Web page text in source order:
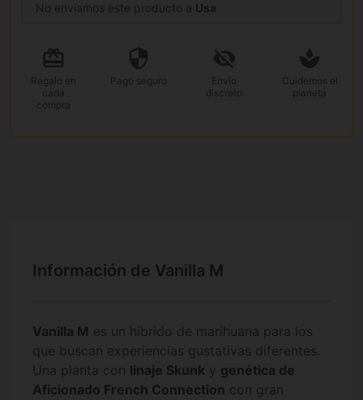
No enviamos este producto a Usa
Regalo en
cada
compra
Pago seguro
Envío
discreto
Cuidemos el
planeta
Información de Vanilla M
Vanilla M es un híbrido de marihuana para los
que buscan experiencias gustativas diferentes.
Una planta con linaje Skunk y genética de
Aficionado French Connection con gran